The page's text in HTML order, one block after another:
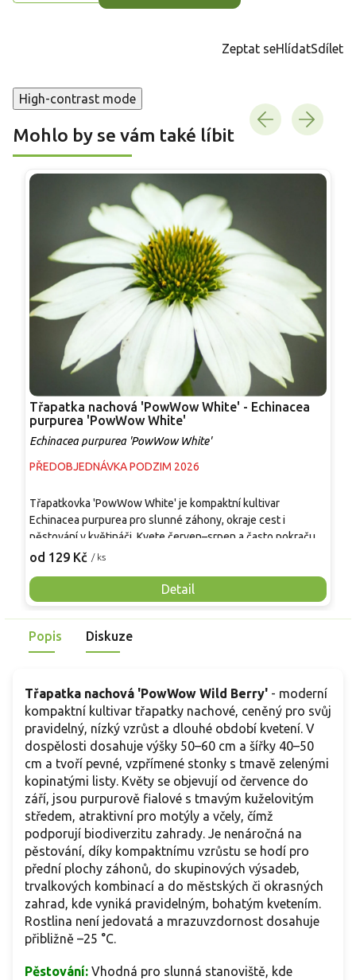
Zeptat seHlídatSdílet
High-contrast mode
Mohlo by se vám také líbit
Třapatka nachová 'PowWow White' - Echinacea
purpurea 'PowWow White'
Echinacea purpurea 'PowWow White'
PŘEDOBJEDNÁVKA PODZIM 2026
od 129 Kč / ks
Detail
Třapatkovka 'PowWow White' je kompaktní kultivar
Echinacea purpurea pro slunné záhony, okraje cest i
pěstování v květináči. Kvete červen–srpen a často pokračuje
do září, květy jsou bílé s výrazným žlutým terčem. Stonky
Po zakořenění snáší sucho, při zamokření se zhoršuje
zdravotní stav trsu. Rostliny dorůstají přibližně 40–50 cm na
výšku a 30–45 cm do šířky, vytvářejí hustý trs s drsnějšími,
zelenými listy.
Popis Diskuze
Třapatka nachová 'PowWow Wild Berry' - moderní
kompaktní kultivar třapatky nachové, ceněný pro svůj
pravidelný, nízký vzrůst a dlouhé období kvetení. V
dospělosti dosahuje výšky 50–60 cm a šířky 40–50
cm a tvoří pevné, vzpřímené stonky s tmavě zelenými
kopinatými listy. Květy se objevují od července do
září, jsou purpurově fialové s tmavým kuželovitým
středem, atraktivní pro motýly a včely, čímž
podporují biodiverzitu zahrady. Je nenáročná na
pěstování, díky kompaktnímu vzrůstu se hodí pro
přední plochy záhonů, do skupinových výsadeb,
trvalkových kombinací a do městských či okrasných
zahrad, kde vyniká pravidelným, bohatým kvetením.
Rostlina není jedovatá a mrazuvzdornost dosahuje
přibližně –25 °C.
Pěstování: Vhodná pro slunná stanoviště, kde